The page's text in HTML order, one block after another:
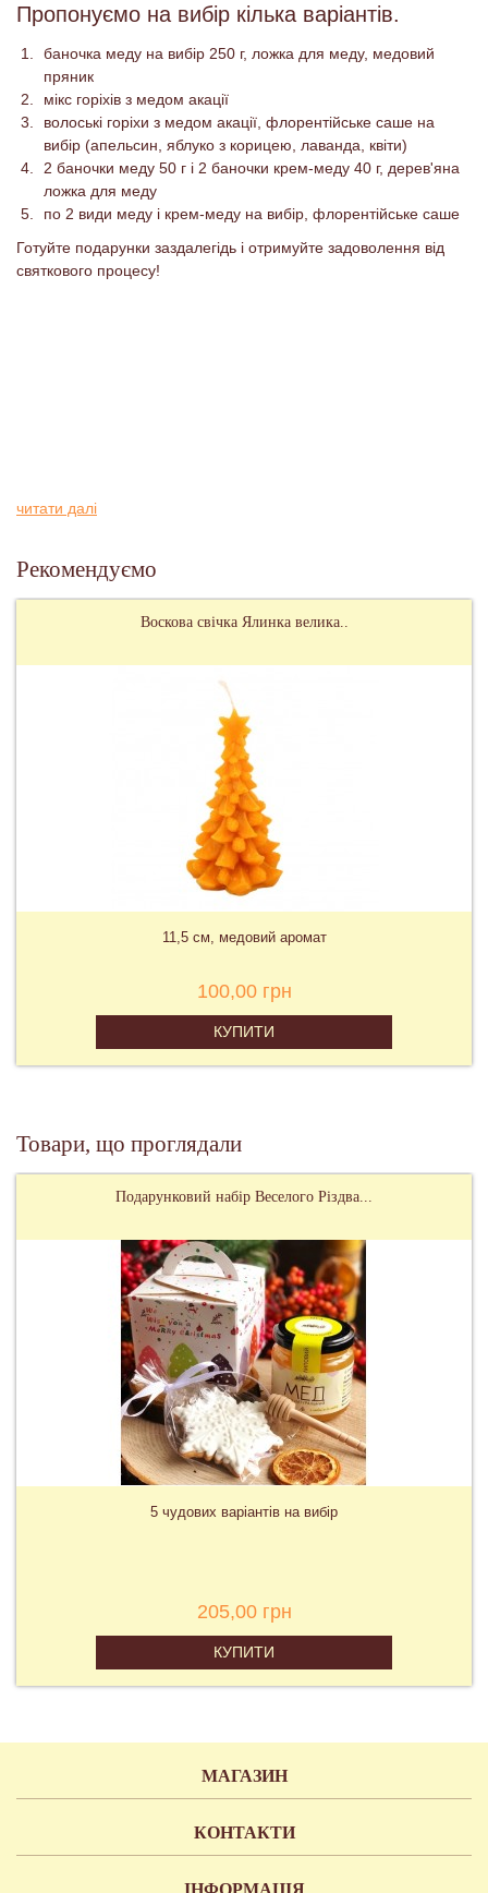
Пропонуємо на вибір кілька варіантів.
баночка меду на вибір 250 г, ложка для меду, медовий
пряник
мікс горіхів з медом акації
волоські горіхи з медом акації, флорентійське саше на
вибір (апельсин, яблуко з корицею, лаванда, квіти)
2 баночки меду 50 г і 2 баночки крем-меду 40 г, дерев'яна
ложка для меду
по 2 види меду і крем-меду на вибір, флорентійське саше
Готуйте подарунки заздалегідь і отримуйте задоволення від
святкового процесу!
читати далі
Рекомендуємо
Воскова свічка Ялинка велика..
11,5 см, медовий аромат
100,00 грн
КУПИТИ
Товари, що проглядали
Подарунковий набір Веселого Різдва...
5 чудових варіантів на вибір
205,00 грн
КУПИТИ
МАГАЗИН
КОНТАКТИ
ІНФОРМАЦІЯ